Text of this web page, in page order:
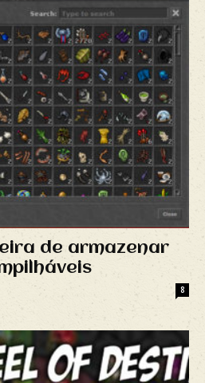
de armazenar
8